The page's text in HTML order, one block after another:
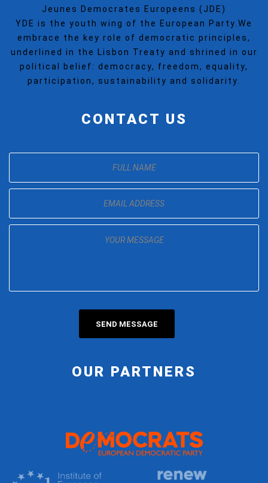
Jeunes Democrates Europeens (JDE)
YDE is the youth wing of the European Party.We
embrace the key role of democratic principles,
underlined in the Lisbon Treaty and shrined in our
political belief: democracy, freedom, equality,
participation, sustainability and solidarity.
CONTACT US
OUR PARTNERS